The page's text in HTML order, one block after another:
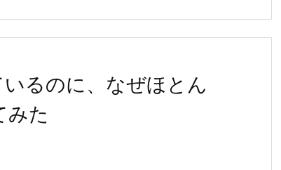
るのに、なぜほとん
みた